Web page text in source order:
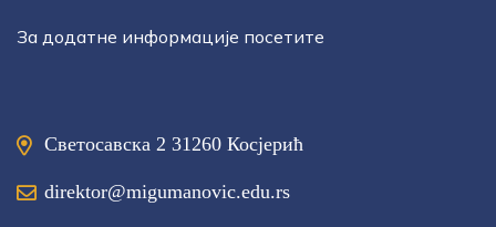
За додатне информације посетите
Светосавска 2 31260 Косјерић
direktor@migumanovic.edu.rs